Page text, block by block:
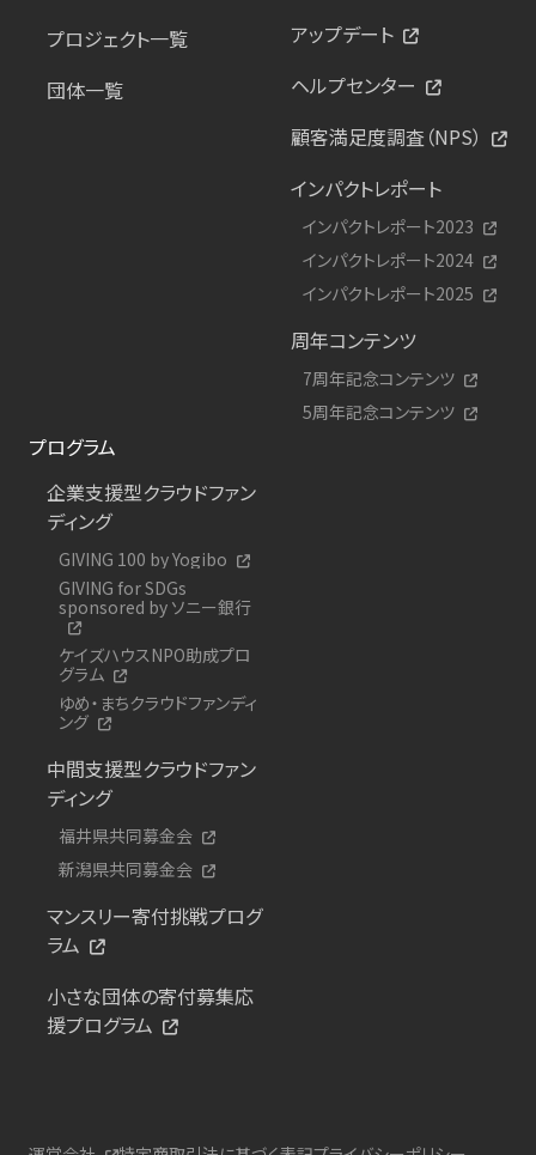
プロジェクト一覧
団体一覧
アップデート
ヘルプセンター
顧客満足度調査（NPS）
インパクトレポート
インパクトレポート2023
インパクトレポート2024
インパクトレポート2025
周年コンテンツ
7周年記念コンテンツ
5周年記念コンテンツ
プログラム
企業支援型クラウドファン
ディング
GIVING 100 by Yogibo
GIVING for SDGs
sponsored by ソニー銀行
ケイズハウスNPO助成プロ
グラム
ゆめ・まちクラウドファンディ
ング
中間支援型クラウドファン
ディング
福井県共同募金会
新潟県共同募金会
マンスリー寄付挑戦プログ
ラム
小さな団体の寄付募集応
援プログラム